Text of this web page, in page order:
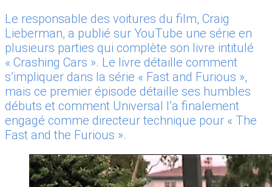
Le responsable des voitures du film, Craig
Lieberman, a publié sur YouTube une série en
plusieurs parties qui complète son livre intitulé
« Crashing Cars ». Le livre détaille comment
s’impliquer dans la série « Fast and Furious »,
mais ce premier épisode détaille ses humbles
débuts et comment Universal l’a finalement
engagé comme directeur technique pour « The
Fast and the Furious ».